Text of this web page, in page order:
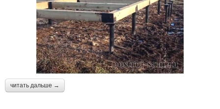
читать дальше →